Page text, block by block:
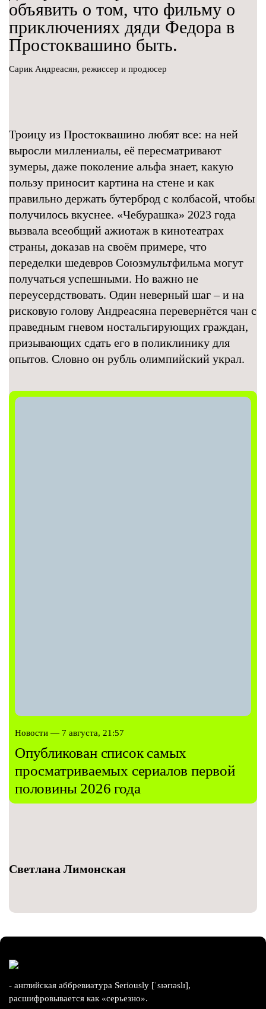
объявить о том, что фильму о
приключениях дяди Федора в
Простоквашино быть.
Сарик Андреасян, режиссер и продюсер
Троицу из Простоквашино любят все: на ней
выросли миллениалы, её пересматривают
зумеры, даже поколение альфа знает, какую
пользу приносит картина на стене и как
правильно держать бутерброд с колбасой, чтобы
получилось вкуснее. «Чебурашка» 2023 года
вызвала всеобщий ажиотаж в кинотеатрах
страны, доказав на своём примере, что
переделки шедевров Союзмультфильма могут
получаться успешными. Но важно не
переусердствовать. Один неверный шаг – и на
рисковую голову Андреасяна перевернётся чан с
праведным гневом ностальгирующих граждан,
призывающих сдать его в поликлинику для
опытов. Словно он рубль олимпийский украл.
Новости — 7 августа, 21:57
Опубликован список самых
просматриваемых сериалов первой
половины 2026 года
Светлана Лимонская
- английская аббревиатура Seriously [ˈsɪərɪəslɪ],
расшифровывается как «серьезно».